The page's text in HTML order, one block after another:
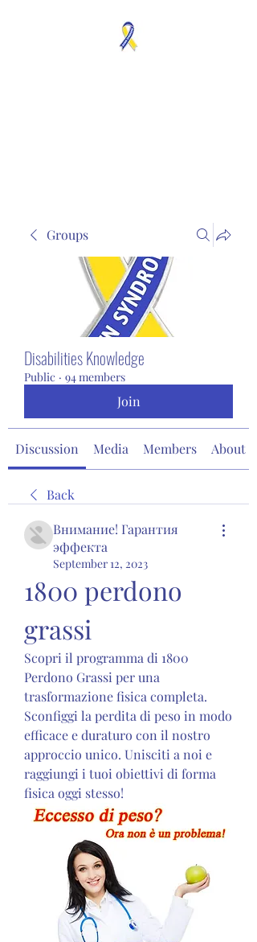
Groups
Disabilities Knowledge
Public · 94 members
Join
Discussion Media Members About
Back
Внимание! Гарантия
эффекта
September 12, 2023
1800 perdono
grassi
Scopri il programma di 1800
Perdono Grassi per una
trasformazione fisica completa.
Sconfiggi la perdita di peso in modo
efficace e duraturo con il nostro
approccio unico. Unisciti a noi e
raggiungi i tuoi obiettivi di forma
fisica oggi stesso!